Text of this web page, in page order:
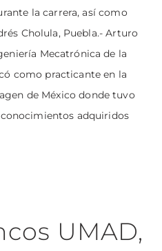
la carrera, así como
Cholula, Puebla.- Arturo
Mecatrónica de la
como practicante en la
de México donde tuvo
adquiridos
UMAD,